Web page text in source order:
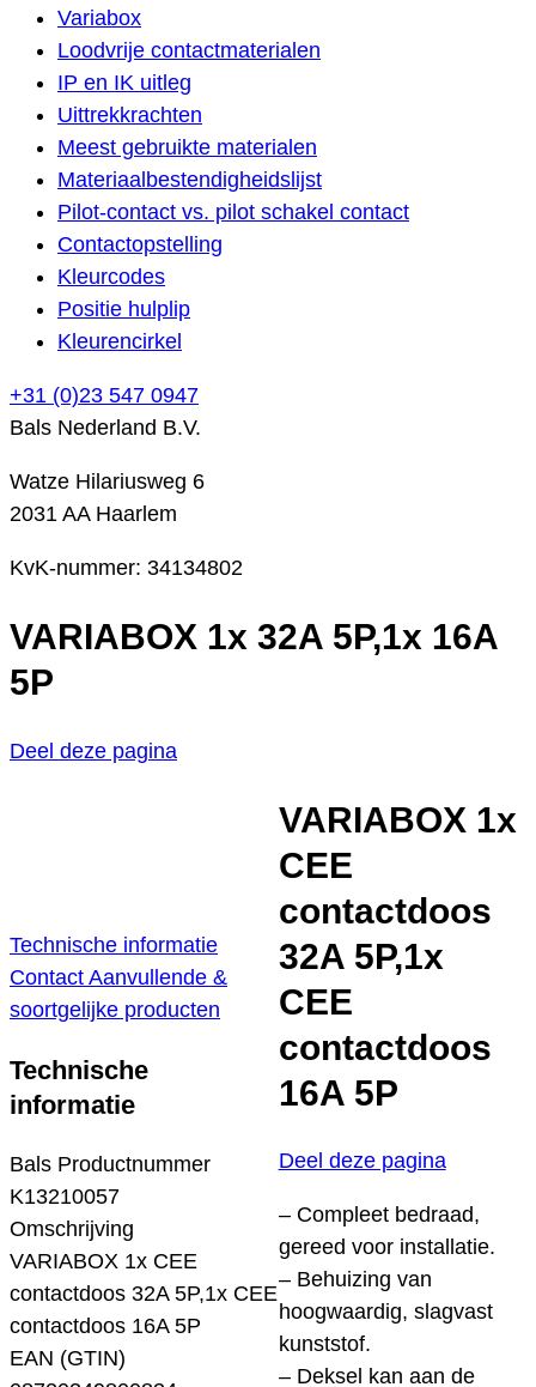
Variabox
Loodvrije contactmaterialen
IP en IK uitleg
Uittrekkrachten
Meest gebruikte materialen
Materiaalbestendigheidslijst
Pilot-contact vs. pilot schakel contact
Contactopstelling
Kleurcodes
Positie hulplip
Kleurencirkel
+31 (0)23 547 0947
Bals Nederland B.V.
Watze Hilariusweg 6
2031 AA Haarlem
KvK-nummer: 34134802
VARIABOX 1x 32A 5P,1x 16A
5P
Deel deze pagina
VARIABOX 1x
CEE
contactdoos
32A 5P,1x
CEE
contactdoos
16A 5P
Deel deze pagina
– Compleet bedraad,
gereed voor installatie.
– Behuizing van
hoogwaardig, slagvast
kunststof.
– Deksel kan aan de
Technische informatie
Contact Aanvullende &
soortgelijke producten
Technische
informatie
Bals Productnummer
K13210057
Omschrijving
VARIABOX 1x CEE
contactdoos 32A 5P,1x CEE
contactdoos 16A 5P
EAN (GTIN)